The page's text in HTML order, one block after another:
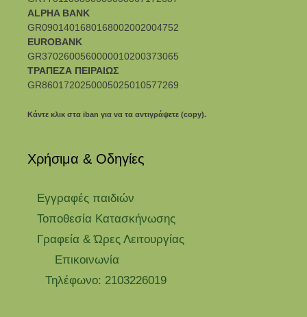
ALPHA BANK
GR0901401680168002002004752
EUROBANK
GR3702600560000010200373065
ΤΡΑΠΕΖΑ ΠΕΙΡΑΙΩΣ
GR8601720250005025010577269
Κάντε κλικ στα iban για να τα αντιγράψετε (copy).
Χρήσιμα & Οδηγίες
Eγγραφές παιδιών
Τοποθεσία Κατασκήνωσης
Γραφεία & Ώρες Λειτουργίας
Επικοινωνία
Τηλέφωνο: 2103226019